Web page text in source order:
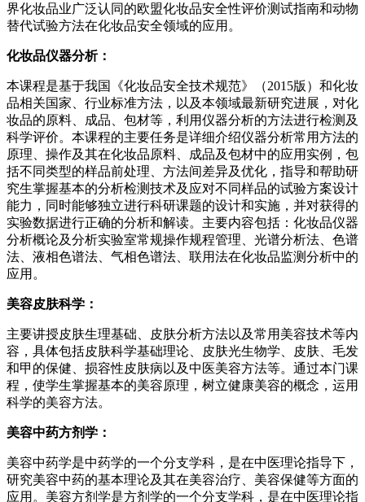
界化妆品业广泛认同的欧盟化妆品安全性评价测试指南和动物
替代试验方法在化妆品安全领域的应用。
化妆品仪器分析：
本课程是基于我国《化妆品安全技术规范》（2015版）和化妆
品相关国家、行业标准方法，以及本领域最新研究进展，对化
妆品的原料、成品、包材等，利用仪器分析的方法进行检测及
科学评价。本课程的主要任务是详细介绍仪器分析常用方法的
原理、操作及其在化妆品原料、成品及包材中的应用实例，包
括不同类型的样品前处理、方法间差异及优化，指导和帮助研
究生掌握基本的分析检测技术及应对不同样品的试验方案设计
能力，同时能够独立进行科研课题的设计和实施，并对获得的
实验数据进行正确的分析和解读。主要内容包括：化妆品仪器
分析概论及分析实验室常规操作规程管理、光谱分析法、色谱
法、液相色谱法、气相色谱法、联用法在化妆品监测分析中的
应用。
美容皮肤科学：
主要讲授皮肤生理基础、皮肤分析方法以及常用美容技术等内
容，具体包括皮肤科学基础理论、皮肤光生物学、皮肤、毛发
和甲的保健、损容性皮肤病以及中医美容方法等。通过本门课
程，使学生掌握基本的美容原理，树立健康美容的概念，运用
科学的美容方法。
美容中药方剂学：
美容中药学是中药学的一个分支学科，是在中医理论指导下，
研究美容中药的基本理论及其在美容治疗、美容保健等方面的
应用。美容方剂学是方剂学的一个分支学科，是在中医理论指